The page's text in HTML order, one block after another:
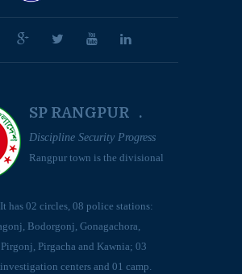
SP RANGPUR .
Discipline Security Progress
Rangpur town is the divisional
has 02 circles, 08 police stations:
Bodorgonj, Gonagachora,
Pirgacha and Kawnia; 03
centers and 01 camp.